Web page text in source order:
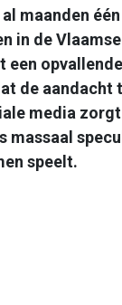
maanden
in de
een
de aandacht
media
massaal
speelt.